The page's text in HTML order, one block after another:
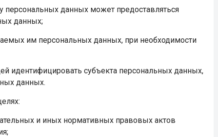
персональных данных может предоставляться
данных;
им персональных данных, при необходимости
идентифицировать субъекта персональных данных,
данных.
и иных нормативных правовых актов